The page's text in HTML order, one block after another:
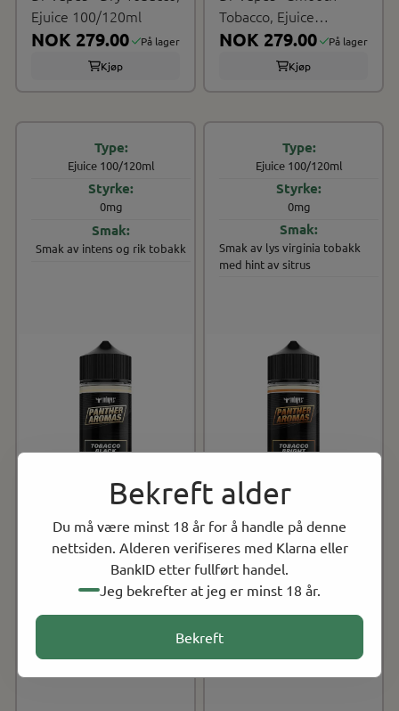
Bekreft alder
Du må være minst 18 år for å handle på denne
nettsiden. Alderen verifiseres med Klarna eller
BankID etter fullført handel.
Jeg bekrefter at jeg er minst 18 år.
Bekreft
Ejuice 100/120ml
NOK 279.00
På lager
Kjøp
Tobacco, Ejuice
100/120ml
NOK 279.00
På lager
Kjøp
Ejuice 100/120ml
0mg
Smak av intens og rik tobakk
Ejuice 100/120ml
0mg
Smak av lys virginia tobakk
med hint av sitrus